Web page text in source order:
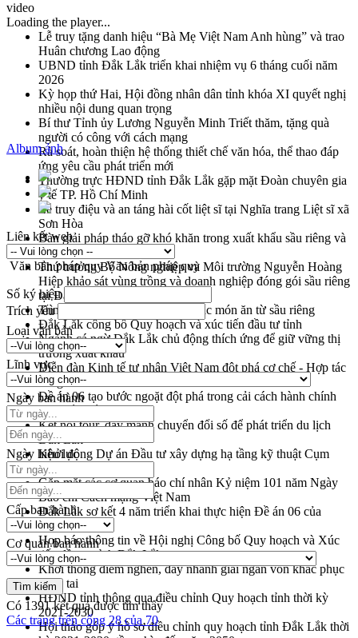
video
Loading the player...
Lễ truy tặng danh hiệu “Bà Mẹ Việt Nam Anh hùng” và trao
Huân chương Lao động
UBND tỉnh Đắk Lắk triển khai nhiệm vụ 6 tháng cuối năm
2026
Kỳ họp thứ Hai, Hội đồng nhân dân tỉnh khóa XI quyết nghị
nhiều nội dung quan trọng
Bí thư Tỉnh ủy Lương Nguyễn Minh Triết thăm, tặng quà
người có công với cách mạng
Rà soát, hoàn thiện hệ thống thiết chế văn hóa, thể thao đáp
ứng yêu cầu phát triển mới
Thường trực HĐND tỉnh Đắk Lắk gặp mặt Đoàn chuyên gia
y tế TP. Hồ Chí Minh
Lễ truy điệu và an táng hài cốt liệt sĩ tại Nghĩa trang Liệt sĩ xã
Sơn Hòa
Bàn giải pháp tháo gỡ khó khăn trong xuất khẩu sầu riêng và
triển khai quy định EUDR
Thứ trưởng Bộ Nông nghiệp và Môi trường Nguyễn Hoàng
Hiệp khảo sát vùng trồng và doanh nghiệp đóng gói sầu riêng
tại Đắk Lắk
Trình diễn nghệ thuật chế biến các món ăn từ sầu riêng
Đắk Lắk công bố Quy hoạch và xúc tiến đầu tư tỉnh
Ngành cá ngừ Đắk Lắk chủ động thích ứng để giữ vững thị
trường xuất khẩu
Diễn đàn Kinh tế tư nhân Việt Nam đột phá cơ chế - Hợp tác
công tư
Đề án 06 tạo bước ngoặt đột phá trong cải cách hành chính
tỉnh Đắk Lắk
Kết nối tour, đẩy mạnh chuyển đổi số để phát triển du lịch
Đắk Lắk
Khởi động Dự án Đầu tư xây dựng hạ tầng kỹ thuật Cụm
công nghiệp Tân Tiến
Gặp mặt các cơ quan báo chí nhân Kỷ niệm 101 năm Ngày
Báo chí Cách mạng Việt Nam
Đắk Lắk sơ kết 4 năm triển khai thực hiện Đề án 06 của
Chính phủ
Họp báo thông tin về Hội nghị Công bố Quy hoạch và Xúc
tiến đầu tư tỉnh Đắk Lắk
Khơi thông điểm nghẽn, đẩy nhanh giải ngân vốn khắc phục
thiên tai
HĐND tỉnh thông qua điều chỉnh Quy hoạch tỉnh thời kỳ
2021-2030
Hội thảo góp ý hồ sơ điều chỉnh quy hoạch tỉnh Đắk Lắk thời
Album ảnh
Liên kết web
Văn bản pháp quy Văn bản pháp quy
Số ký hiệu
Trích yếu
Loại văn bản
Lĩnh vực
Ngày ban hành
Ngày hiệu lực
Cấp ban hành
Cơ quan ban hành
Có 1391kết quả được tìm thấy
Các trang trên cổng 28 của 70